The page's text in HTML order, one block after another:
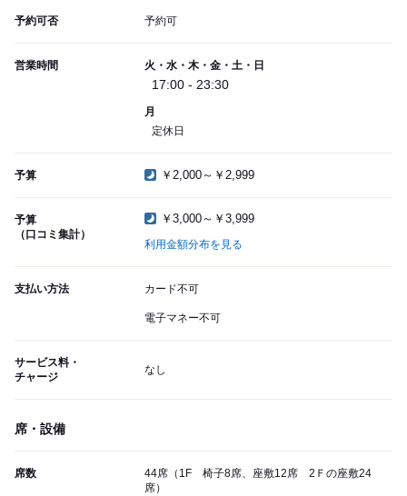
予約可否 予約可
営業時間 火・水・木・金・土・日
17:00 - 23:30
月
定休日
予算 ￥2,000～￥2,999
予算
（口コミ集計）
￥3,000～￥3,999
利用金額分布を見る
支払い方法 カード不可
電子マネー不可
サービス料・
チャージ
なし
席・設備
席数
44席（1F 椅子8席、座敷12席 2Ｆの座敷24
席）